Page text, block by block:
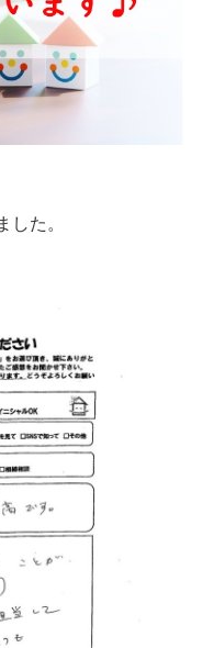
した。